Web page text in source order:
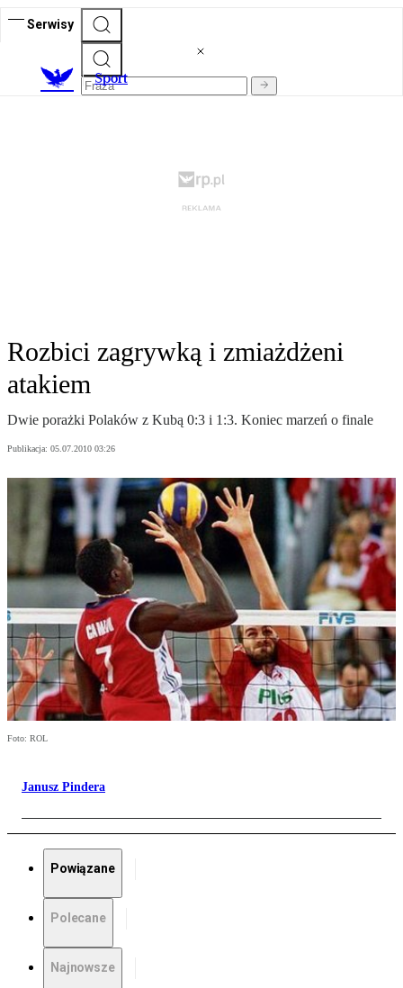
Serwisy
Sport
Rozbici zagrywką i zmiażdżeni
atakiem
Dwie porażki Polaków z Kubą 0:3 i 1:3. Koniec marzeń o finale
Publikacja: 05.07.2010 03:26
Foto: ROL
Janusz Pindera
Powiązane
Polecane
Najnowsze